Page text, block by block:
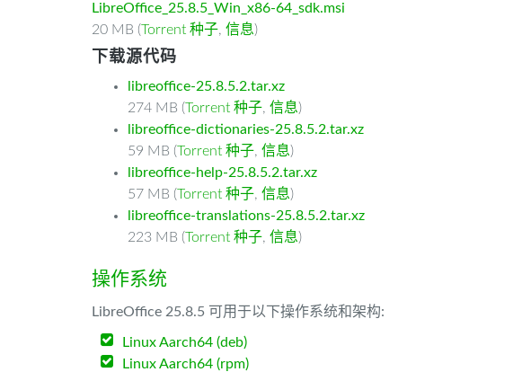
LibreOffice_25.8.5_Win_x86-64_sdk.msi
20 MB (Torrent 种子, 信息)
下载源代码
libreoffice-25.8.5.2.tar.xz
274 MB (Torrent 种子, 信息)
libreoffice-dictionaries-25.8.5.2.tar.xz
59 MB (Torrent 种子, 信息)
libreoffice-help-25.8.5.2.tar.xz
57 MB (Torrent 种子, 信息)
libreoffice-translations-25.8.5.2.tar.xz
223 MB (Torrent 种子, 信息)
操作系统
LibreOffice 25.8.5 可用于以下操作系统和架构:
Linux Aarch64 (deb)
Linux Aarch64 (rpm)